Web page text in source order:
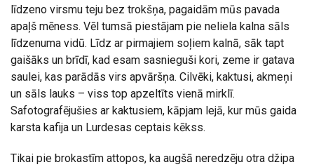
līdzeno virsmu teju bez trokšņa, pagaidām mūs pavada
apaļš mēness. Vēl tumsā piestājam pie neliela kalna sāls
līdzenuma vidū. Līdz ar pirmajiem soļiem kalnā, sāk tapt
gaišāks un brīdī, kad esam sasnieguši kori, zeme ir gatava
saulei, kas parādās virs apvāršņa. Cilvēki, kaktusi, akmeņi
un sāls lauks – viss top apzeltīts vienā mirklī.
Safotografējušies ar kaktusiem, kāpjam lejā, kur mūs gaida
karsta kafija un Lurdesas ceptais kēkss.
Tikai pie brokastīm attopos, ka augšā neredzēju otra džipa